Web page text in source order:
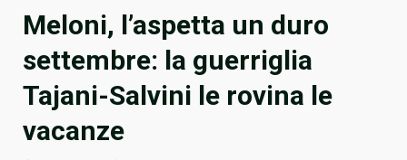
Meloni, l’aspetta un duro
settembre: la guerriglia
Tajani-Salvini le rovina le
vacanze